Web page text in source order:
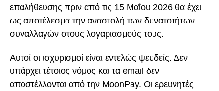
επαλήθευσης πριν από τις 15 Μαΐου 2026 θα έχει
ως αποτέλεσμα την αναστολή των δυνατοτήτων
συναλλαγών στους λογαριασμούς τους.
Αυτοί οι ισχυρισμοί είναι εντελώς ψευδείς. Δεν
υπάρχει τέτοιος νόμος και τα email δεν
αποστέλλονται από την MoonPay. Οι ερευνητές